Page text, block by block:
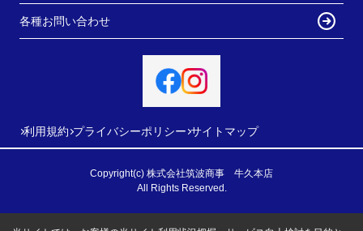
各種お問い合わせ
利用規約 プライバシーポリシー サイトマップ
Copyright(c) 株式会社筑波商事 牛久本店
All Rights Reserved.